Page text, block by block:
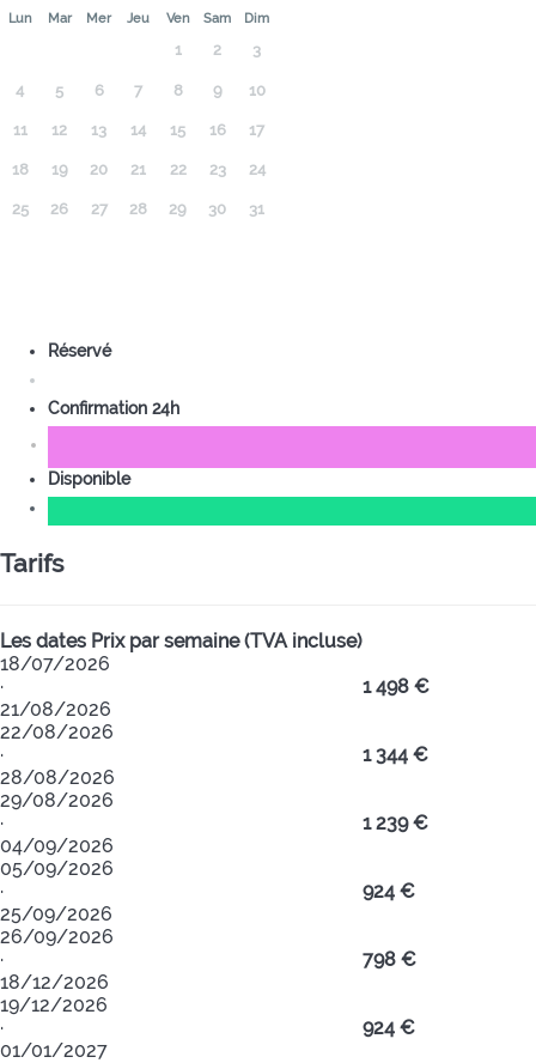
Lun Mar Mer Jeu Ven Sam Dim
1 2 3
4 5 6 7 8 9 10
11 12 13 14 15 16 17
18 19 20 21 22 23 24
25 26 27 28 29 30 31
Réservé
Confirmation 24h
Disponible
Tarifs
Les dates Prix par semaine (TVA incluse)
18/07/2026
·
21/08/2026
1 498 €
22/08/2026
·
28/08/2026
1 344 €
29/08/2026
·
04/09/2026
1 239 €
05/09/2026
·
25/09/2026
924 €
26/09/2026
·
18/12/2026
798 €
19/12/2026
·
01/01/2027
924 €